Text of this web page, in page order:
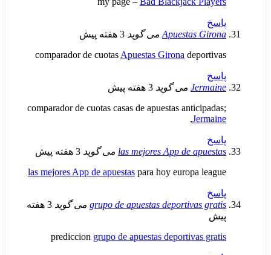
می گوید 3 هفته پیش
comparador de cuotasApuestas Girona
می گوید 3 هفته پیش
comparador de cuotas casas de apuestas
las mejores App de می گوید 3 هفته پیش
las mejores App de apuestaspara hoy
grupo de apuestas می گوید 3 هفته
predicciongrupo de apuestas